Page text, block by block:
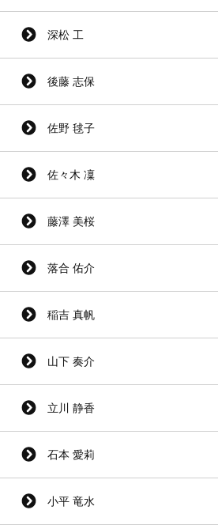
深松 工
後藤 志保
佐野 毬子
佐々木 凜
藤澤 美桜
落合 佑介
稲吉 真帆
山下 奏介
立川 静香
石本 愛莉
小平 竜水